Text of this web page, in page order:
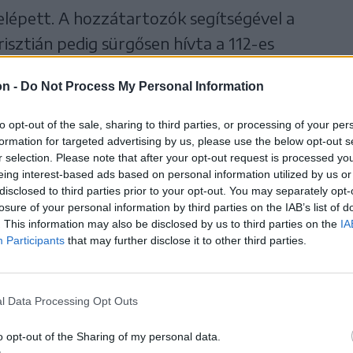
- Do Not Process My Personal Information
opt-out of the sale, sharing to third parties, or processing of your
for targeted advertising by us, please use the below opt-out
selection. Please note that after your opt-out request is processed
interest-based ads based on personal information utilized by us
to third parties prior to your opt-out. You may separately
of your personal information by third parties on the IAB’s list of
This information may also be disclosed by us to third parties on the
Participants that may further disclose it to other third parties.
Data Processing Opt Outs
opt-out of the Sharing of my personal data.
A hozzátartozók segítségével a
pedig sürgősen hívta a 112-es
férfi eszméleténél volt és tudott
romlott.
maradt a
elérhető információt
alakulásáról”
a beteg légzése azonban
ami egyértelmű jele volt a helyzet
beteget a földre fektették. Nem sokkal